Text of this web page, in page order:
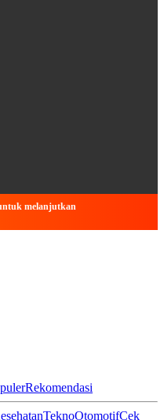
melanjutkan
Rekomendasi
TeknoOtomotifCek